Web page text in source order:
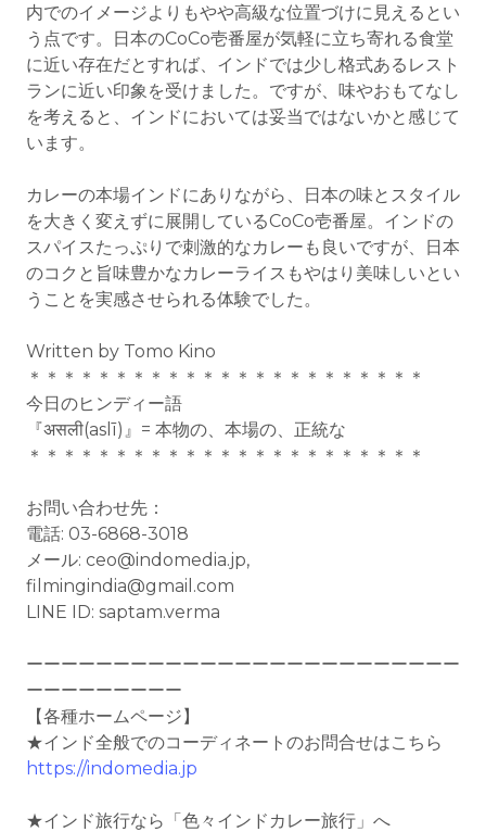
内でのイメージよりもやや高級な位置づけに見えるとい
う点です。日本のCoCo壱番屋が気軽に立ち寄れる食堂
に近い存在だとすれば、インドでは少し格式あるレスト
ランに近い印象を受けました。ですが、味やおもてなし
を考えると、インドにおいては妥当ではないかと感じて
います。
カレーの本場インドにありながら、日本の味とスタイル
を大きく変えずに展開しているCoCo壱番屋。インドの
スパイスたっぷりで刺激的なカレーも良いですが、日本
のコクと旨味豊かなカレーライスもやはり美味しいとい
うことを実感させられる体験でした。
Written by Tomo Kino
＊＊＊＊＊＊＊＊＊＊＊＊＊＊＊＊＊＊＊＊＊＊＊
今日のヒンディー語
『असली(aslī)』= 本物の、本場の、正統な
＊＊＊＊＊＊＊＊＊＊＊＊＊＊＊＊＊＊＊＊＊＊＊
お問い合わせ先：
電話: 03-6868-3018
メール: ceo@indomedia.jp,
filmingindia@gmail.com
LINE ID: saptam.verma
ーーーーーーーーーーーーーーーーーーーーーーーーー
ーーーーーーーーー
【各種ホームページ】
★インド全般でのコーディネートのお問合せはこちら
https://indomedia.jp
★インド旅行なら「色々インドカレー旅行」へ